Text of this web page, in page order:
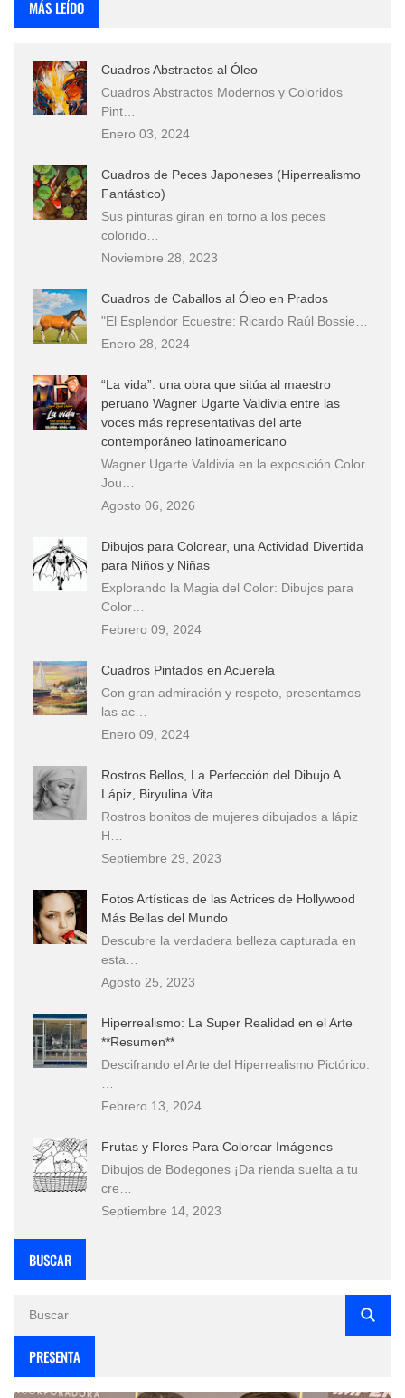
MÁS LEÍDO
Cuadros Abstractos al Óleo
Cuadros Abstractos Modernos y Coloridos
Pint…
Enero 03, 2024
Cuadros de Peces Japoneses (Hiperrealismo
Fantástico)
Sus pinturas giran en torno a los peces
colorido…
Noviembre 28, 2023
Cuadros de Caballos al Óleo en Prados
"El Esplendor Ecuestre: Ricardo Raúl Bossie…
Enero 28, 2024
“La vida”: una obra que sitúa al maestro
peruano Wagner Ugarte Valdivia entre las
voces más representativas del arte
contemporáneo latinoamericano
Wagner Ugarte Valdivia en la exposición Color
Jou…
Agosto 06, 2026
Dibujos para Colorear, una Actividad Divertida
para Niños y Niñas
Explorando la Magia del Color: Dibujos para
Color…
Febrero 09, 2024
Cuadros Pintados en Acuerela
Con gran admiración y respeto, presentamos
las ac…
Enero 09, 2024
Rostros Bellos, La Perfección del Dibujo A
Lápiz, Biryulina Vita
Rostros bonitos de mujeres dibujados a lápiz
H…
Septiembre 29, 2023
Fotos Artísticas de las Actrices de Hollywood
Más Bellas del Mundo
Descubre la verdadera belleza capturada en
esta…
Agosto 25, 2023
Hiperrealismo: La Super Realidad en el Arte
**Resumen**
Descifrando el Arte del Hiperrealismo Pictórico:
Febrero 13, 2024
Frutas y Flores Para Colorear Imágenes
Dibujos de Bodegones ¡Da rienda suelta a tu
cre…
Septiembre 14, 2023
BUSCAR
PRESENTA